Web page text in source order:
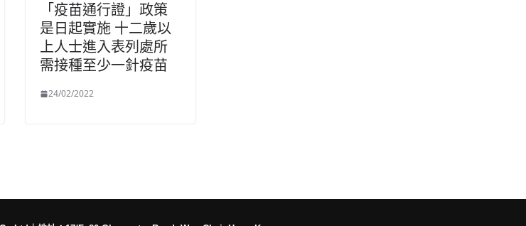
「疫苗通行證」政策
是日起實施 十二歲以
上人士進入表列處所
需接種至少一針疫苗
24/02/2022